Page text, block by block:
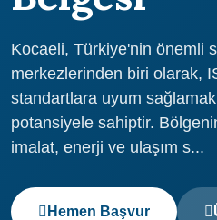
Kocaeli, Türkiye'nin önemli
merkezlerinden biri olarak,
standartlara uyum
potansiyele sahiptir.
imalat, enerji ve ulaşım s...
Hemen Başvur